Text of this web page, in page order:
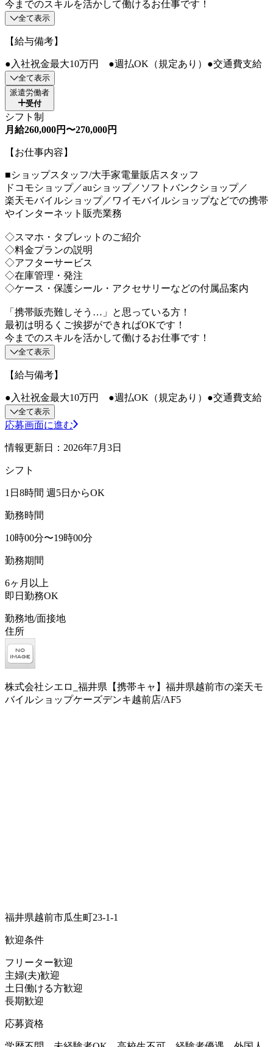
今までのスキルを活かして働けるお仕事です！
全て表示
【給与備考】
●入社祝金最大10万円 ●週払OK（規定あり）●交通費支給
全て表示
派遣労働者
受付
シフト制
月給260,000円〜270,000円
【お仕事内容】
■ショップスタッフ/大手家電量販店スタッフ
ドコモショップ／auショップ／ソフトバンクショップ／
楽天モバイルショップ／ワイモバイルショップなどでの携帯
やインターネット販売業務
◇スマホ・タブレットのご紹介
◇料金プランの説明
◇アフターサービス
◇在庫管理・発注
◇ケース・保護シール・アクセサリーなどの付属品案内
「携帯販売難しそう…」と思っている方！
最初は明るくご挨拶ができればOKです！
今までのスキルを活かして働けるお仕事です！
全て表示
【給与備考】
●入社祝金最大10万円 ●週払OK（規定あり）●交通費支給
全て表示
応募画面に進む
情報更新日：2026年7月3日
シフト
1日8時間 週5日からOK
勤務時間
10時00分〜19時00分
勤務期間
6ヶ月以上
即日勤務OK
勤務地/面接地
住所
株式会社シエロ_福井県【携帯キャ】福井県越前市の楽天モ
バイルショップケーズデンキ越前店/AF5
福井県越前市瓜生町23-1-1
歓迎条件
フリーター歓迎
主婦(夫)歓迎
土日働ける方歓迎
長期歓迎
応募資格